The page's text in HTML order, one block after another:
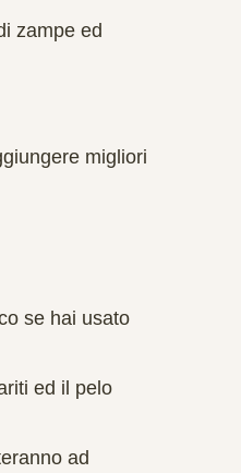
zampe ed
migliori
se hai usato
ed il pelo
ad